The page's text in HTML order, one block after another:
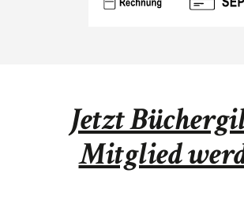
Jetzt
Mitglied